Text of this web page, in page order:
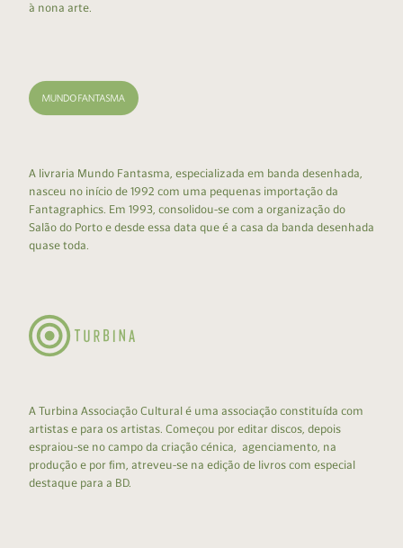
à nona arte.
A livraria Mundo Fantasma, especializada em banda desenhada,
nasceu no início de 1992 com uma pequenas importação da
Fantagraphics. Em 1993, consolidou-se com a organização do
Salão do Porto e desde essa data que é a casa da banda desenhada
quase toda.
A Turbina Associação Cultural é uma associação constituída com
artistas e para os artistas. Começou por editar discos, depois
espraiou-se no campo da criação cénica, agenciamento, na
produção e por fim, atreveu-se na edição de livros com especial
destaque para a BD.